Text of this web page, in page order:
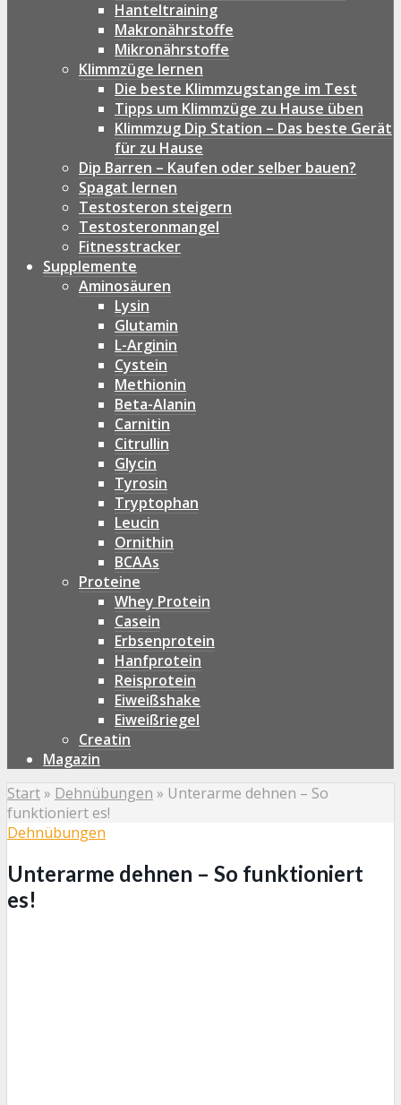
Hanteltraining
Makronährstoffe
Mikronährstoffe
Klimmzüge lernen
Die beste Klimmzugstange im Test
Tipps um Klimmzüge zu Hause üben
Klimmzug Dip Station – Das beste Gerät
für zu Hause
Dip Barren – Kaufen oder selber bauen?
Spagat lernen
Testosteron steigern
Testosteronmangel
Fitnesstracker
Supplemente
Aminosäuren
Lysin
Glutamin
L-Arginin
Cystein
Methionin
Beta-Alanin
Carnitin
Citrullin
Glycin
Tyrosin
Tryptophan
Leucin
Ornithin
BCAAs
Proteine
Whey Protein
Casein
Erbsenprotein
Hanfprotein
Reisprotein
Eiweißshake
Eiweißriegel
Creatin
Magazin
Start» Dehnübungen » Unterarme dehnen – So
funktioniert es!
Dehnübungen
Unterarme dehnen – So funktioniert
es!